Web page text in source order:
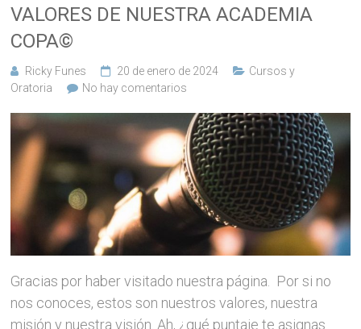
VALORES DE NUESTRA ACADEMIA
COPA©
Ricky Funes 20 de enero de 2024
Cursos y
Oratoria
No hay comentarios
Gracias por haber visitado nuestra página. Por si no
nos conoces, estos son nuestros valores, nuestra
misión y nuestra visión. Ah, ¿qué puntaje te asignas